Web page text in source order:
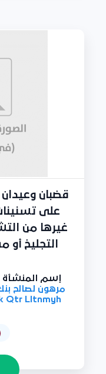
قضبان
على
غيرها من
التجليخ أو
إسم المنشأة
Qtr Lltnmyh